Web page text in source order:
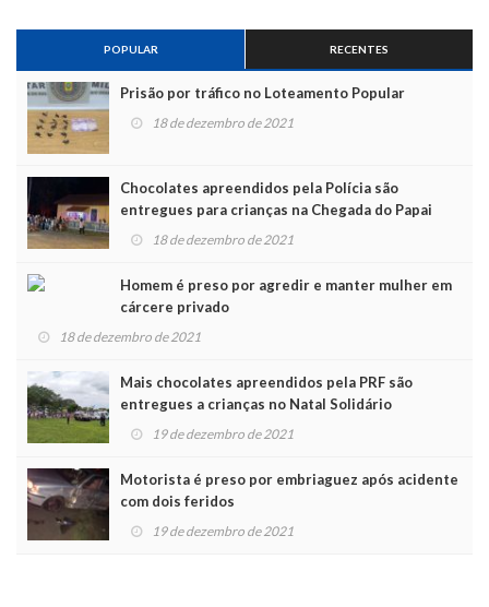
POPULAR RECENTES
Prisão por tráfico no Loteamento Popular
18 de dezembro de 2021
Chocolates apreendidos pela Polícia são
entregues para crianças na Chegada do Papai
Noel
18 de dezembro de 2021
Homem é preso por agredir e manter mulher em
cárcere privado
18 de dezembro de 2021
Mais chocolates apreendidos pela PRF são
entregues a crianças no Natal Solidário
19 de dezembro de 2021
Motorista é preso por embriaguez após acidente
com dois feridos
19 de dezembro de 2021